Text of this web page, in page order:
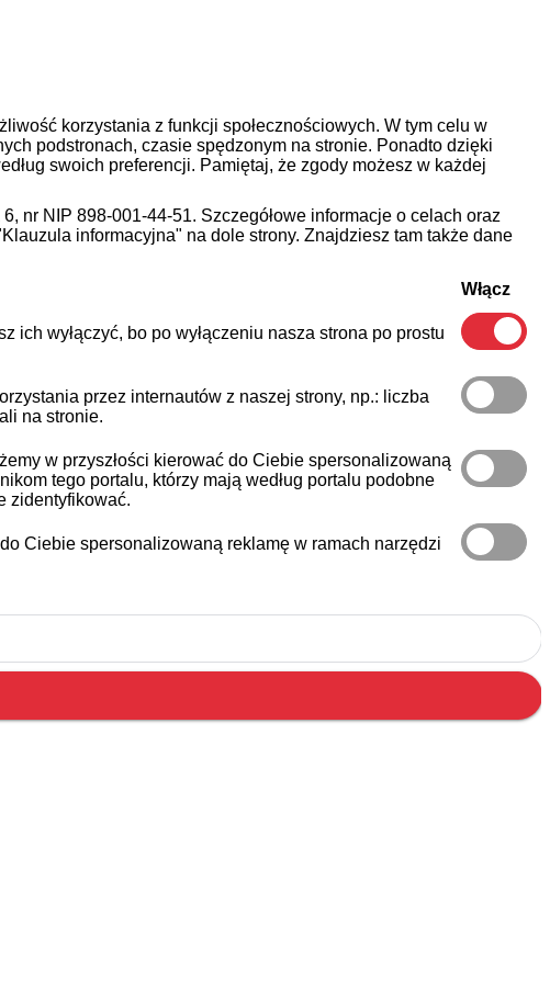
korzystania z funkcji społecznościowych. W tym celu w
podstronach, czasie spędzonym na stronie. Ponadto dzięki
swoich preferencji. Pamiętaj, że zgody możesz w każdej
nr NIP 898-001-44-51. Szczegółowe informacje o celach oraz
informacyjna" na dole strony. Znajdziesz tam także dane
Włącz
ich wyłączyć, bo po wyłączeniu nasza strona po prostu
przez internautów z naszej strony, np.: liczba
na stronie.
w przyszłości kierować do Ciebie spersonalizowaną
tego portalu, którzy mają według portalu podobne
zidentyfikować.
Ciebie spersonalizowaną reklamę w ramach narzędzi